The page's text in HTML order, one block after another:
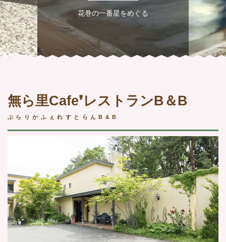
花巻の一番星をめぐる
無ら里Cafe❜レストランB＆B
ぶらりかふぇれすとらんB&B